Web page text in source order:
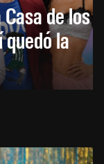
de los
la